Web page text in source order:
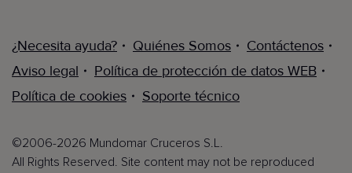
¿Necesita ayuda? Quiénes Somos
Contáctenos
Aviso legal
Política de protección de datos WEB
Política de cookies
Soporte técnico
©2006-2026 Mundomar Cruceros S.L.
All Rights Reserved. Site content may not be reproduced